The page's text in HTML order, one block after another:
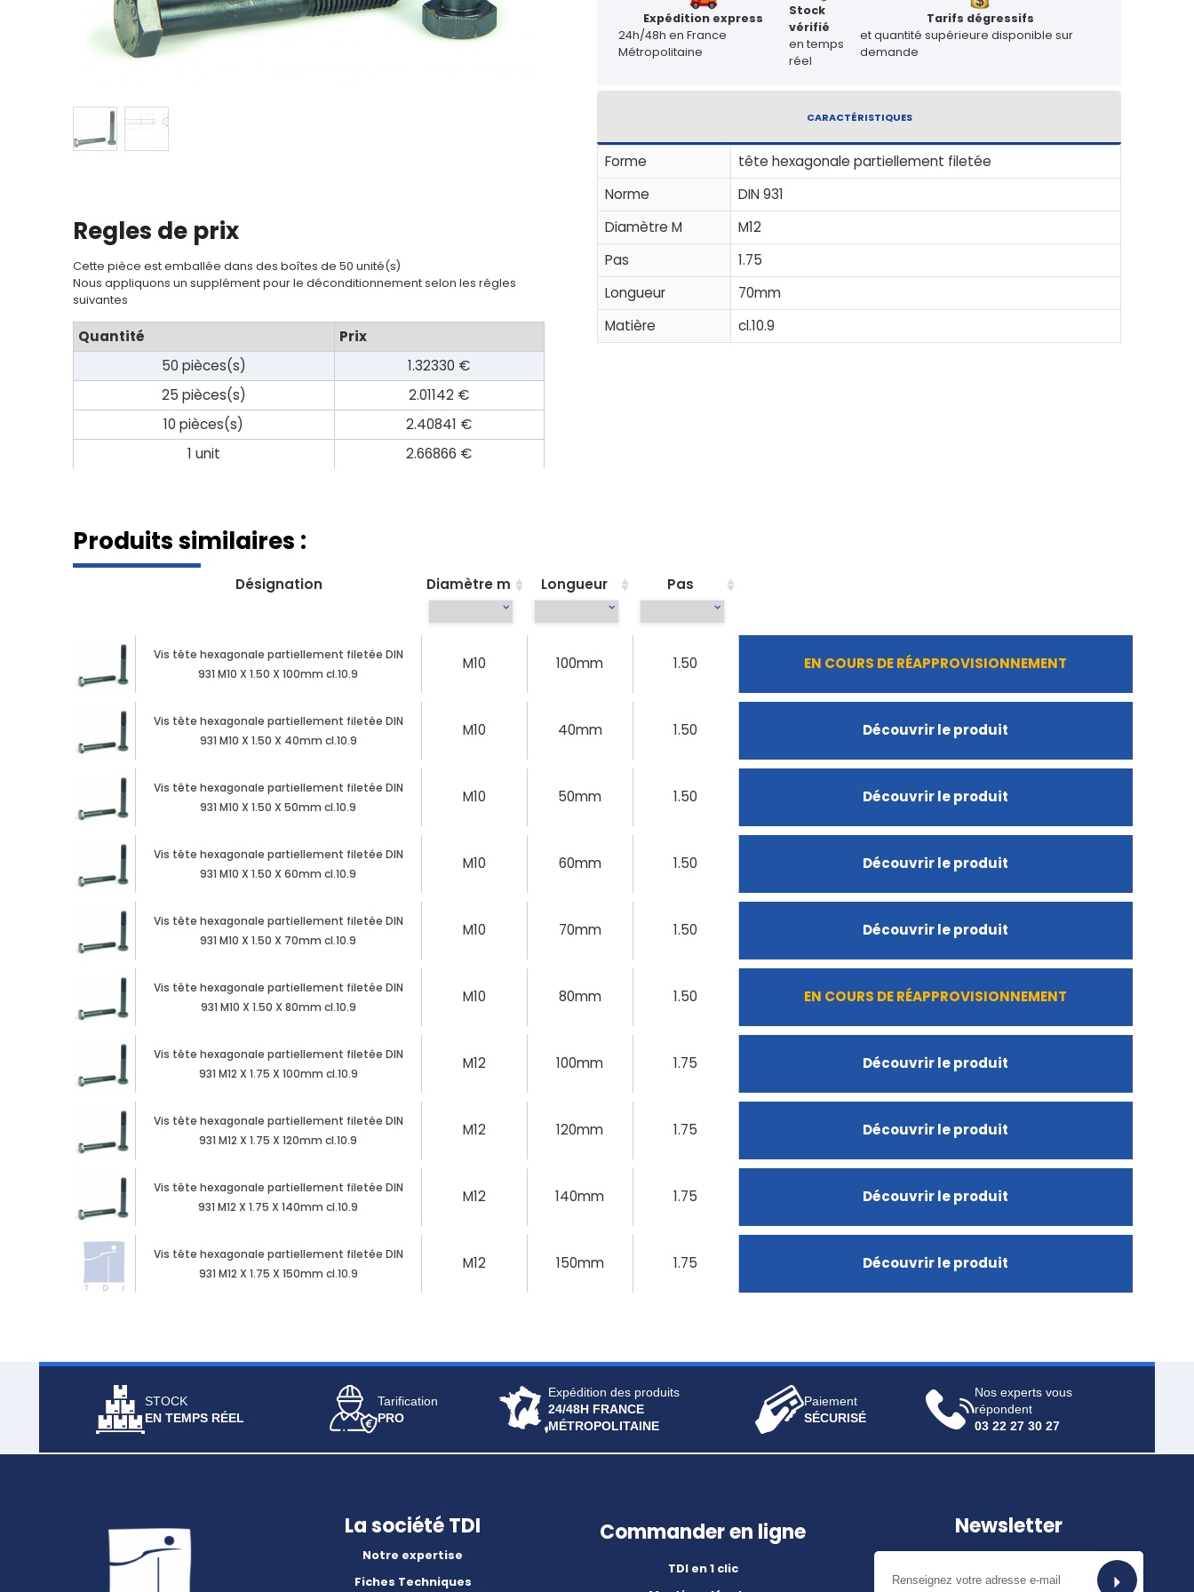
Regles de prix
Cette pièce est emballée dans des boîtes de 50 unité(s)
Nous appliquons un supplément pour le déconditionnement selon les règles
suivantes
Quantité
Prix
50 pièces(s)
1.32330 €
25 pièces(s)
2.01142 €
10 pièces(s)
2.40841 €
1 unit
2.66866 €
Expédition express
24h/48h en France
Métropolitaine
Stock
vérifié
en temps
réel
Tarifs dégressifs
et quantité supérieure disponible sur
demande
CARACTÉRISTIQUES
Forme
tête hexagonale partiellement filetée
Norme
DIN 931
Diamètre M
M12
Pas
1.75
Longueur
70mm
Matière
cl.10.9
Produits similaires :
Désignation Diamètre m Longueur Pas
Vis tête hexagonale partiellement filetée DIN
931 M10 X 1.50 X 100mm cl.10.9
M10 100mm 1.50 EN COURS DE RÉAPPROVISIONNEMENT
Vis tête hexagonale partiellement filetée DIN
931 M10 X 1.50 X 40mm cl.10.9
M10 40mm 1.50 Découvrir le produit
Vis tête hexagonale partiellement filetée DIN
931 M10 X 1.50 X 50mm cl.10.9
M10 50mm 1.50 Découvrir le produit
Vis tête hexagonale partiellement filetée DIN
931 M10 X 1.50 X 60mm cl.10.9
M10 60mm 1.50 Découvrir le produit
Vis tête hexagonale partiellement filetée DIN
931 M10 X 1.50 X 70mm cl.10.9
M10 70mm 1.50 Découvrir le produit
Vis tête hexagonale partiellement filetée DIN
931 M10 X 1.50 X 80mm cl.10.9
M10 80mm 1.50 EN COURS DE RÉAPPROVISIONNEMENT
Vis tête hexagonale partiellement filetée DIN
931 M12 X 1.75 X 100mm cl.10.9
M12 100mm 1.75 Découvrir le produit
Vis tête hexagonale partiellement filetée DIN
931 M12 X 1.75 X 120mm cl.10.9
M12 120mm 1.75 Découvrir le produit
Vis tête hexagonale partiellement filetée DIN
931 M12 X 1.75 X 140mm cl.10.9
M12 140mm 1.75 Découvrir le produit
Vis tête hexagonale partiellement filetée DIN
931 M12 X 1.75 X 150mm cl.10.9
M12 150mm 1.75 Découvrir le produit
STOCK
EN TEMPS RÉEL
Tarification
PRO
Expédition des produits
24/48H FRANCE
MÉTROPOLITAINE
Paiement
SÉCURISÉ
Nos experts vous
répondent
03 22 27 30 27
La société TDI
Notre expertise
Fiches Techniques
Commander en ligne
TDI en 1 clic
Newsletter